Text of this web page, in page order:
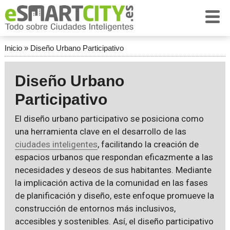
Inicio» Diseño Urbano Participativo
Diseño Urbano
Participativo
El diseño urbano participativo se posiciona como
una herramienta clave en el desarrollo de las
ciudades inteligentes, facilitando la creación de
espacios urbanos que respondan eficazmente a las
necesidades y deseos de sus habitantes. Mediante
la implicación activa de la comunidad en las fases
de planificación y diseño, este enfoque promueve la
construcción de entornos más inclusivos,
accesibles y sostenibles. Así, el diseño participativo